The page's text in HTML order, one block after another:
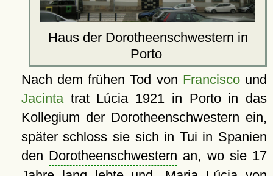
Haus der Dorotheenschwestern in
Porto
Nach dem frühen Tod von Franciscound
Jacintatrat Lúcia 1921 in Porto in das
Kollegium der Dorotheenschwestern ein,
später schloss sie sich in Tui in Spanien
den Dorotheenschwestern an, wo sie 17